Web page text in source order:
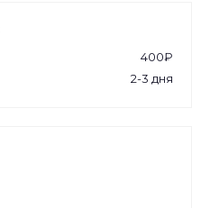
400₽
2-3 дня